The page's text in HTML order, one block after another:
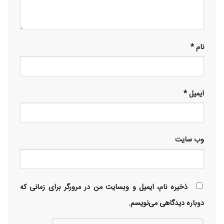
نام*
ایمیل*
وب‌ سایت
ذخیره نام، ایمیل و وبسایت من در مرورگر برای زمانی که
دوباره دیدگاهی می‌نویسم.